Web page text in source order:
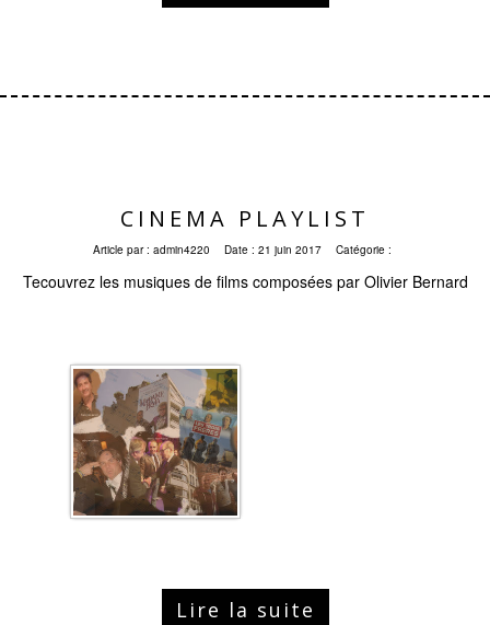
CINEMA PLAYLIST
Article par : admin4220 Date : 21 juin 2017 Catégorie :
Tecouvrez les musiques de films composées par Olivier Bernard
Lire la suite